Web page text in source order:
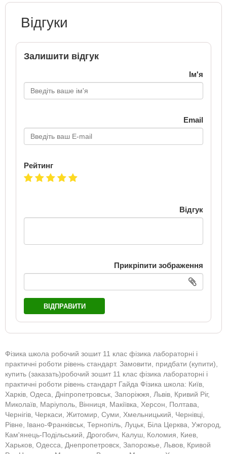
Відгуки
Залишити відгук
Ім'я
Email
Рейтинг
Відгук
Прикріпити зображення
ВІДПРАВИТИ
Фізика школа робочий зошит 11 клас фізика лабораторні і
практичні роботи рівень стандарт. Замовити, придбати (купити),
купить (заказать)робочий зошит 11 клас фізика лабораторні і
практичні роботи рівень стандарт Гайда Фізика школа: Київ,
Харків, Одеса, Дніпропетровськ, Запоріжжя, Львів, Кривий Ріг,
Миколаїв, Маріуполь, Вінниця, Макіївка, Херсон, Полтава,
Чернігів, Черкаси, Житомир, Суми, Хмельницький, Чернівці,
Рівне, Івано-Франківськ, Тернопіль, Луцьк, Біла Церква, Ужгород,
Кам'янець-Подільський, Дрогобич, Калуш, Коломия, Киев,
Харьков, Одесса, Днепропетровск, Запорожье, Львов, Кривой